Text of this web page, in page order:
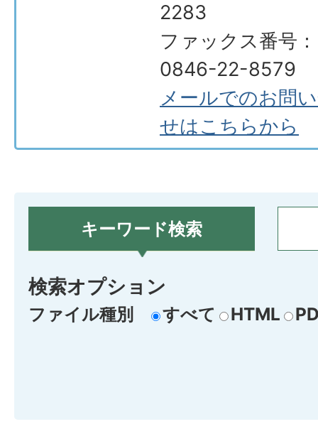
2283
ファックス番号：
0846-22-8579
メールでのお問
せはこちらから
キーワード検索
検索オプション
ファイル種別 すべて HTML